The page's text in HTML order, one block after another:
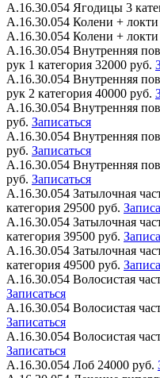
А.16.30.054 Ягодицы 3
А.16.30.054 Колени + локти
А.16.30.054 Колени + локти
А.16.30.054 Внутренняя
рук 1 категория 32000 руб.
А.16.30.054 Внутренняя
рук 2 категория 40000 руб.
А.16.30.054 Внутренняя
руб. Записаться
А.16.30.054 Внутренняя
руб. Записаться
А.16.30.054 Внутренняя
руб. Записаться
А.16.30.054 Затылочная
категория 29500 руб.
А.16.30.054 Затылочная
категория 39500 руб.
А.16.30.054 Затылочная
категория 49500 руб.
А.16.30.054 Волосистая
Записаться
А.16.30.054 Волосистая
Записаться
А.16.30.054 Волосистая
Записаться
А.16.30.054 Лоб 24000 руб.